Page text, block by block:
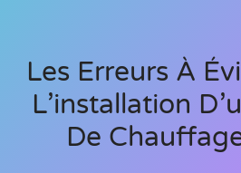
Les Erreurs À
L’installation
De